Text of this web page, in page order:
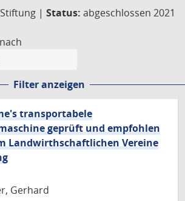
| Status: abgeschlossen 2021
Filter anzeigen
transportabele
geprüft und empfohlen
Landwirthschaftlichen Vereine
Gerhard